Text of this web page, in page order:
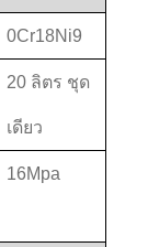
0Cr18Ni9
20 ลิตร ชุด
เดียว
16Mpa